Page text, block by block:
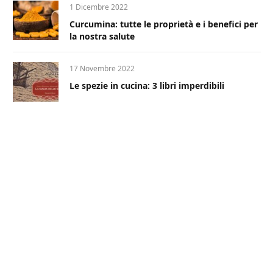
1 Dicembre 2022
Curcumina: tutte le proprietà e i benefici per
la nostra salute
17 Novembre 2022
Le spezie in cucina: 3 libri imperdibili